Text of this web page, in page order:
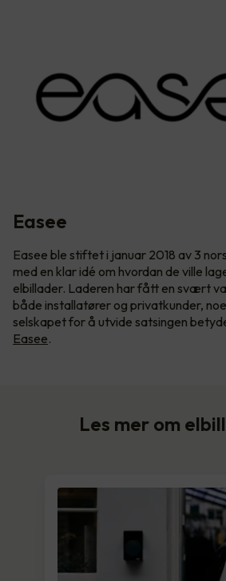
Easee
Easee ble stiftet i januar 2018 av 3
med en klar idé om hvordan de ville
elbillader. Laderen har fått en svært
både installatører og privatkunder,
selskapet for å utvide satsingen
Easee.
Les mer om